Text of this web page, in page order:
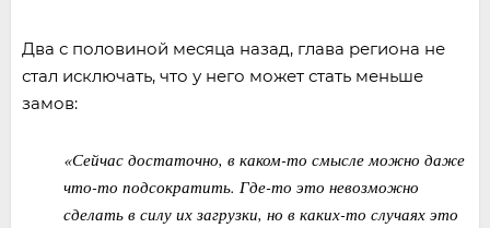
Два с половиной месяца назад, глава региона не
стал исключать, что у него может стать меньше
замов:
«Сейчас достаточно, в каком-то смысле можно даже
что-то подсократить. Где-то это невозможно
сделать в силу их загрузки, но в каких-то случаях это